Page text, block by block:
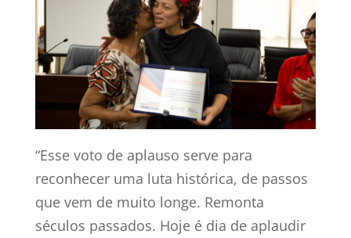
“Esse voto de aplauso serve para
reconhecer uma luta histórica, de passos
que vem de muito longe. Remonta
séculos passados. Hoje é dia de aplaudir